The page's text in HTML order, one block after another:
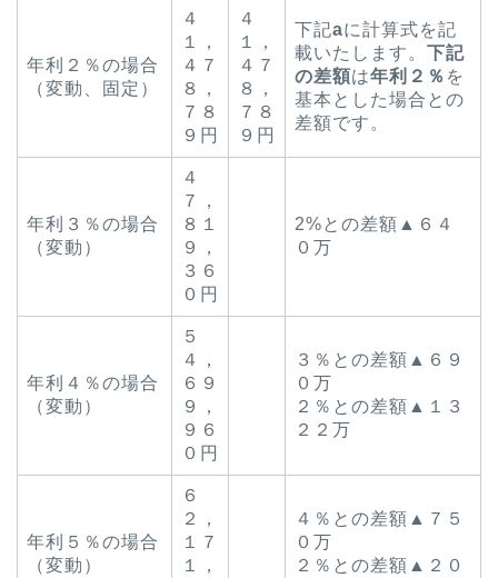
年利２％の場合
（変動、固定）
４
１，
４７
８，
７８
９円
４
１，
４７
８，
７８
９円
下記aに計算式を記
載いたします。 下記
の差額は年利２％ を
基本とした場合との
差額です。
年利３％の場合
（変動）
４
７，
８１
９，
３６
０円
2%との差額▲６４
０万
年利４％の場合
（変動）
５
４，
６９
９，
９６
０円
３％との差額▲６９
０万
２％との差額▲１３
２２万
年利５％の場合
（変動）
６
２，
１７
１，
４％との差額▲７５
０万
２％との差額▲２０